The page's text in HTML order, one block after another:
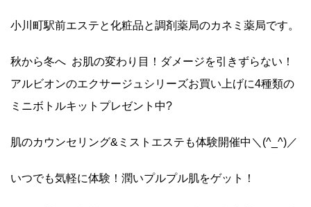
小川町駅前エステと化粧品と調剤薬局のカネミ薬局です。
秋から冬へ お肌の変わり目！ダメージを引きずらない！
アルビオンのエクサージュシリーズお買い上げに4種類の
ミニボトルキットプレゼント中?
肌のカウンセリング&ミストエステも体験開催中＼(^_^)／
いつでも気軽に体験！潤いプルプル肌をゲット！